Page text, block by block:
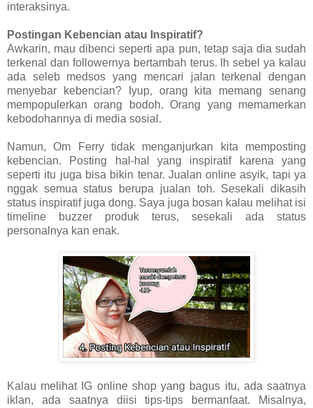
interaksinya.
Postingan Kebencian atau Inspiratif?
Awkarin, mau dibenci seperti apa pun, tetap saja dia sudah
terkenal dan followernya bertambah terus. Ih sebel ya kalau
ada seleb medsos yang mencari jalan terkenal dengan
menyebar kebencian? Iyup, orang kita memang senang
mempopulerkan orang bodoh. Orang yang memamerkan
kebodohannya di media sosial.
Namun, Om Ferry tidak menganjurkan kita memposting
kebencian. Posting hal-hal yang inspiratif karena yang
seperti itu juga bisa bikin tenar. Jualan online asyik, tapi ya
nggak semua status berupa jualan toh. Sesekali dikasih
status inspiratif juga dong. Saya juga bosan kalau melihat isi
timeline buzzer produk terus, sesekali ada status
personalnya kan enak.
Kalau melihat IG online shop yang bagus itu, ada saatnya
iklan, ada saatnya diisi tips-tips bermanfaat. Misalnya,